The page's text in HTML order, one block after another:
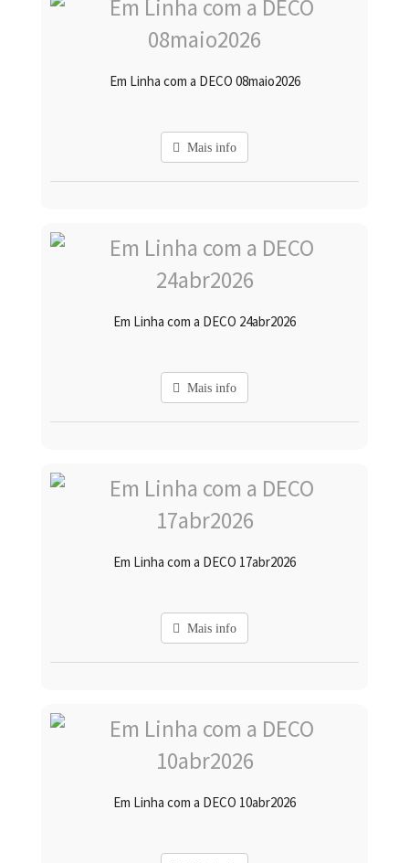
Em Linha com a DECO 08maio2026
Mais info
Em Linha com a DECO 24abr2026
Mais info
Em Linha com a DECO 17abr2026
Mais info
Em Linha com a DECO 10abr2026